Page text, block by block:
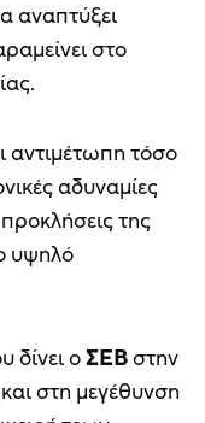
αναπτύξει
στο
αντιμέτωπη τόσο
αδυναμίες
της
υψηλό
δίνει ο ΣΕΒστην
στη μεγέθυνση